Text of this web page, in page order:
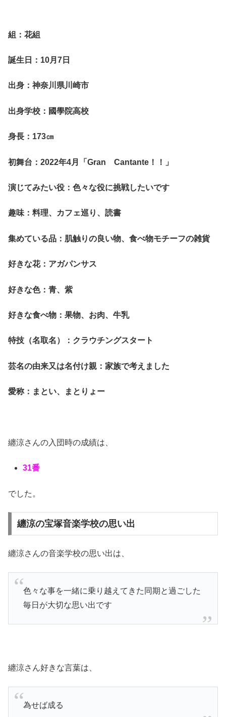
組：花組
誕生日：10月7日
出身：神奈川県川崎市
出身学校：國學院高校
身長：173㎝
初舞台：2022年4月「Gran Cantante！！」
演じてみたい役：色々な役に挑戦したいです
趣味：料理、カフェ巡り、読書
集めている品：肌触りの良い物、食べ物モチーフの雑貨
好きな花：アガパンサス
好きな色：青、紫
好きな食べ物：果物、お肉、牛乳
特技（名取名）：クラウチングスタート
芸名の由来又は名付け親：家族で考えました
愛称：まとい、まとりょー
纏涼さんの入団時の成績は、
31番
でした。
纏涼の宝塚音楽学校の思い出
纏涼さんの音楽学校の思い出は、
色々な事を一緒に乗り越えてきた同期と過ごした
毎日が大切な思い出です
纏涼さん好きな言葉は、
為せば成る